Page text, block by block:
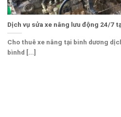
Dịch vụ sửa xe nâng lưu động 24/7
Cho thuê xe nâng tại binh dương
bìnhd [...]